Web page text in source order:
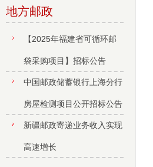
地方邮政
【2025年福建省可循环邮
袋采购项目】招标公告
中国邮政储蓄银行上海分行
房屋检测项目公开招标公告
新疆邮政寄递业务收入实现
高速增长